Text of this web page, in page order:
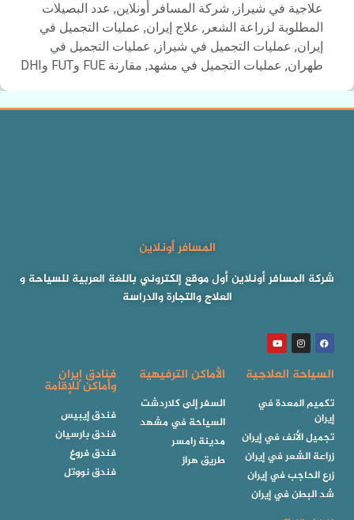
علاجية في شيراز, شركة المسافر أونلاين,عدد البصيلات
المطلوبة لزراعة الشعر, علاج إيران,عمليات التجميل في
إيران,عمليات التجميل في شيراز, عمليات التجميل في
طهران,عمليات التجميل في مشهد,مقارنة FUE وFUT وDHI
المسافر أونلاين
شركة المسافر أونلاين أول موقع إلكتروني باللغة العربية للسياحة و
العلاج والتجارة والدراسة
السياحة العلاجية
تكميم المعدة في
إيران
تجميل الأنف في إيران
زراعة الشعر في إيران
زرع الحاجب في إيران
شد البطن في إيران
الأماكن الترفيهية
السفر إلى كلاردشت
السياحة في مشهد
مدينة رامسر
طريق هراز
فنادق إيران
وأماكن للإقامة
فندق إيبيس
فندق بارسيان
فندق فروغ
فندق نووتل